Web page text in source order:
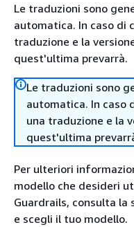
Le traduzioni sono
automatica. In caso
traduzione e la
quest'ultima prevarrà.
Le traduzioni sono
automatica. In
una traduzione e la
quest'ultima
Per ulteriori
modello che desideri
Guardrails, consulta la
e scegli il tuo modello.